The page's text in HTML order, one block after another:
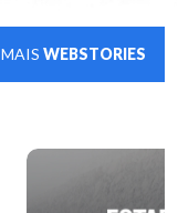
MAIS WEBSTORIES